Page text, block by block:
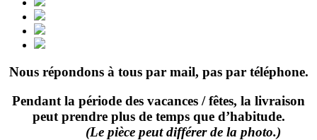
Nous répondons à tous par mail, pas par téléphone.
Pendant la période des vacances / fêtes, la livraison
peut prendre plus de temps que d’habitude.
(Le pièce peut différer de la photo.)